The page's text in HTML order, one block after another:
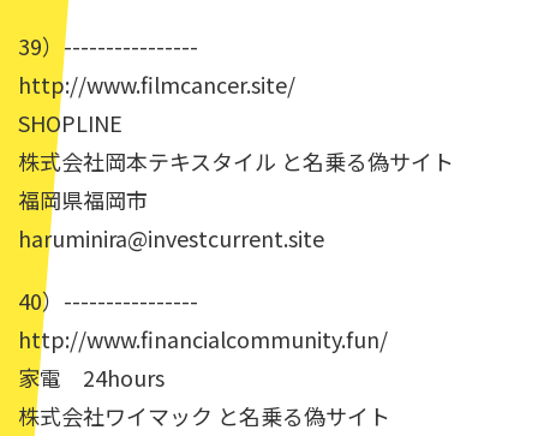
39）----------------
http://www.filmcancer.site/
SHOPLINE
株式会社岡本テキスタイル と名乗る偽サイト
福岡県福岡市
haruminira@investcurrent.site
40）----------------
http://www.financialcommunity.fun/
家電 24hours
株式会社ワイマック と名乗る偽サイト